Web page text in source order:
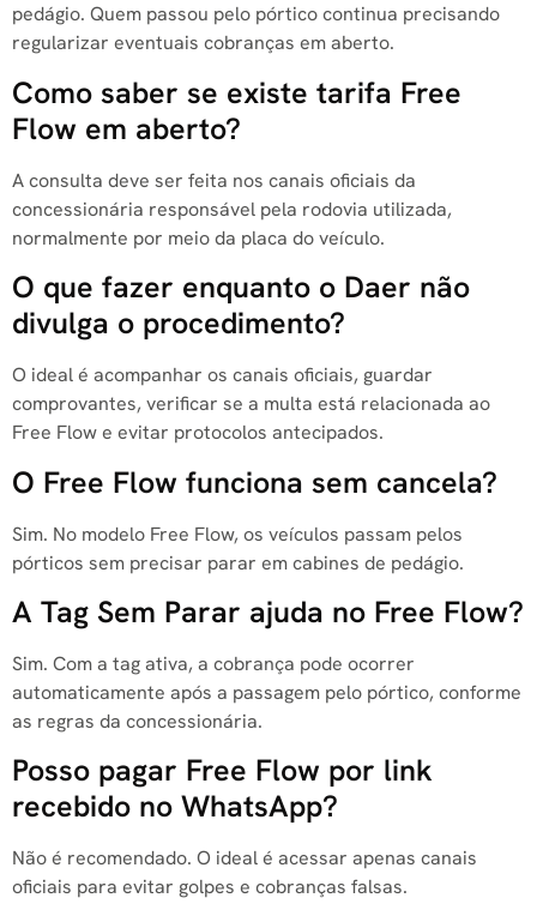
pedágio. Quem passou pelo pórtico continua precisando
regularizar eventuais cobranças em aberto.
Como saber se existe tarifa Free
Flow em aberto?
A consulta deve ser feita nos canais oficiais da
concessionária responsável pela rodovia utilizada,
normalmente por meio da placa do veículo.
O que fazer enquanto o Daer não
divulga o procedimento?
O ideal é acompanhar os canais oficiais, guardar
comprovantes, verificar se a multa está relacionada ao
Free Flow e evitar protocolos antecipados.
O Free Flow funciona sem cancela?
Sim. No modelo Free Flow, os veículos passam pelos
pórticos sem precisar parar em cabines de pedágio.
A Tag Sem Parar ajuda no Free Flow?
Sim. Com a tag ativa, a cobrança pode ocorrer
automaticamente após a passagem pelo pórtico, conforme
as regras da concessionária.
Posso pagar Free Flow por link
recebido no WhatsApp?
Não é recomendado. O ideal é acessar apenas canais
oficiais para evitar golpes e cobranças falsas.